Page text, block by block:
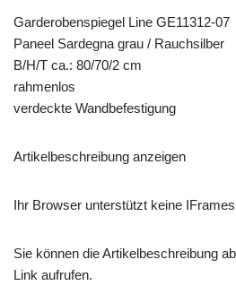
Garderobenspiegel Line GE11312-07
Paneel Sardegna grau / Rauchsilber
B/H/T ca.: 80/70/2 cm
rahmenlos
verdeckte Wandbefestigung
Artikelbeschreibung anzeigen
Ihr Browser unterstützt keine
Sie können die Artikelbeschreibung
Link aufrufen.